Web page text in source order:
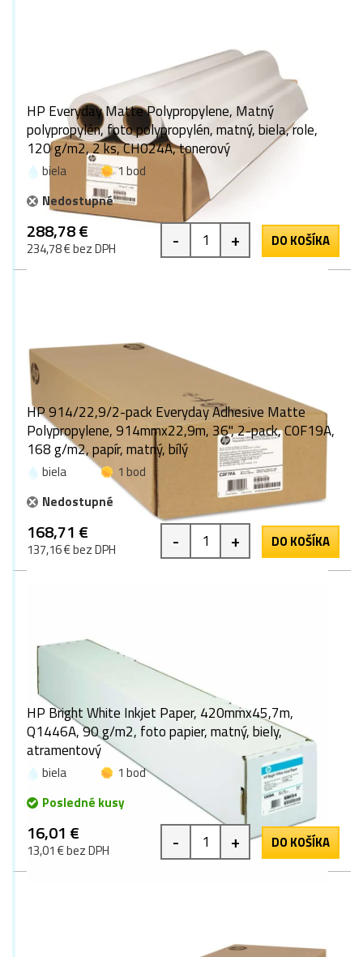
HP Everyday Matte Polypropylene, Matný
polypropylén, foto polypropylén, matný, biela, role,
120 g/m2, 2 ks, CH024A, tonerový
biela
1 bod
Nedostupné
288,78 €
234,78 € bez DPH - + DO KOŠÍKA
HP 914/22,9/2-pack Everyday Adhesive Matte
Polypropylene, 914mmx22,9m, 36", 2-pack, C0F19A,
168 g/m2, papír, matný, bílý
biela
1 bod
Nedostupné
168,71 €
137,16 € bez DPH - + DO KOŠÍKA
HP Bright White Inkjet Paper, 420mmx45,7m,
Q1446A, 90 g/m2, foto papier, matný, biely,
atramentový
biela
1 bod
Posledné kusy
16,01 €
13,01 € bez DPH - + DO KOŠÍKA